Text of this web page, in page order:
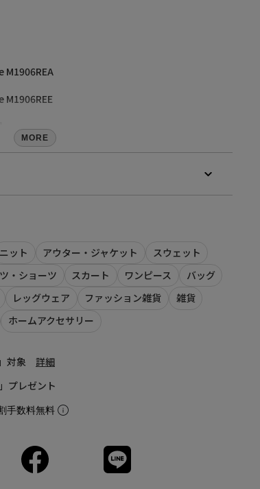
M1906REA
人全てを応援するというコンセプトで、ブラン
リートのためだけに特別な製品作りをしたり、超
せず、 自己実現や自分の生活のバランスをとる
ーザーにむけて、製品作りを行なっています。
フィットするということを第一に考え、 足長
スメ！
せいたします。
要となります
カウントの友だち追加が必要となります。
、実物と色味が異なる場合がございます。
は、生産の都合上、お届け時期が前後する場合
MORE
：ラバー
品番をお伝え下さい。）
ニット アウター・ジャケット
スウェット
・ショーツ スカート ワンピース
バッグ
レッグウェア ファッション雑貨
雑貨
ホームアクセサリー
」対象 詳細
プレゼント
手数料無料